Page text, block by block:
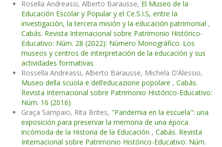
Rosella Andreassi, Alberto Barausse, El Museo de la
Educación Escolar y Popular y el Ce.S.I.S, entre la
investigación, la tercera misión y la educación patrimonial ,
Cabás. Revista Internacional sobre Patrimonio Histórico-
Educativo: Núm. 28 (2022): Número Monográfico: Los
museos y centros de interpretación de la educación y sus
actividades formativas
Rossella Andreassi, Alberto Barausse, Michela D’Alessio,
Museo della scuola e dell’educazione popolare , Cabás.
Revista Internacional sobre Patrimonio Histórico-Educativo:
Núm. 16 (2016)
Graça Sampaio, Rita Brites, "Pandemia en la escuela": una
exposición para preservar la memoria de una época
incómoda de la Historia de la Educación , Cabás. Revista
Internacional sobre Patrimonio Histórico-Educativo: Núm.